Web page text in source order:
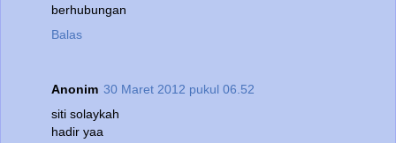
berhubungan
Balas
Anonim 30 Maret 2012 pukul 06.52
siti solaykah
hadir yaa